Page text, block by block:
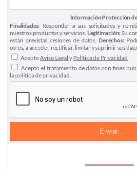
Información Protección
Finalidades: Responder a sus solicitudes y
nuestros productos y servicios. Legitimación:Su
están previstas cesiones de datos. Derechos:
otros, a acceder, rectificar, limitar y suprimir sus
AceptoAviso Legal y Política de Privacidad
Acepto el tratamiento de datos con fines
la política de privacidad.